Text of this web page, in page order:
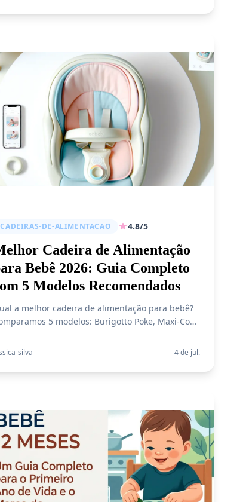
CADEIRAS-DE-ALIMENTACAO 4.8/5
Cadeira de Alimentação
Bebê 2026: Guia Completo
5 Modelos Recomendados
a melhor cadeira de alimentação para bebê?
5 modelos: Burigotto Poke, Maxi-Cosi
segurança, altura ajustável, limpeza fácil
escolher para introdução alimentar.
silva 4 de jul.